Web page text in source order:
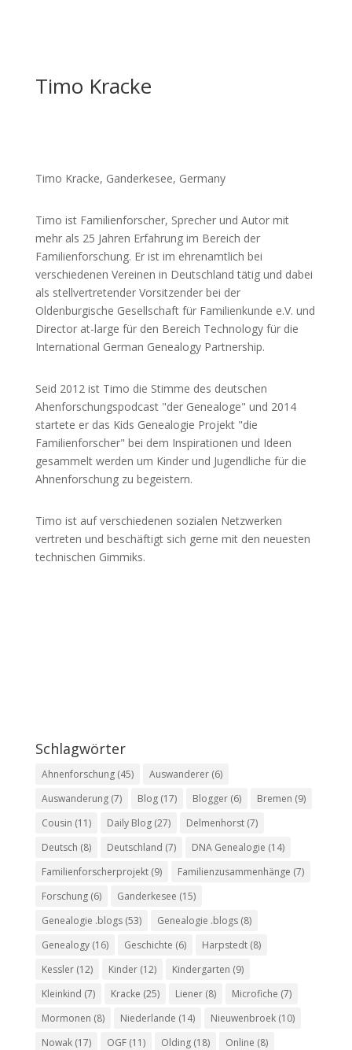
Timo Kracke
Timo Kracke, Ganderkesee, Germany
Timo ist Familienforscher, Sprecher und Autor mit
mehr als 25 Jahren Erfahrung im Bereich der
Familienforschung. Er ist im ehrenamtlich bei
verschiedenen Vereinen in Deutschland tätig und dabei
als stellvertretender Vorsitzender bei der
Oldenburgische Gesellschaft für Familienkunde e.V. und
Director at-large für den Bereich Technology für die
International German Genealogy Partnership.
Seid 2012 ist Timo die Stimme des deutschen
Ahenforschungspodcast "der Genealoge" und 2014
startete er das Kids Genealogie Projekt "die
Familienforscher" bei dem Inspirationen und Ideen
gesammelt werden um Kinder und Jugendliche für die
Ahnenforschung zu begeistern.
Timo ist auf verschiedenen sozialen Netzwerken
vertreten und beschäftigt sich gerne mit den neuesten
technischen Gimmiks.
Schlagwörter
Ahnenforschung(45) Auswanderer(6)
Auswanderung(7) Blog(17) Blogger(6) Bremen (9)
Cousin (11) Daily Blog(27) Delmenhorst(7)
Deutsch (8) Deutschland (7) DNA Genealogie (14)
Familienforscherprojekt(9) Familienzusammenhänge (7)
Forschung(6) Ganderkesee (15)
Genealogie .blogs(53) Genealogie .blogs(8)
Genealogy(16) Geschichte (6) Harpstedt(8)
Kessler(12) Kinder(12) Kindergarten (9)
Kleinkind (7) Kracke (25) Liener(8) Microfiche (7)
Mormonen (8) Niederlande (14) Nieuwenbroek(10)
Nowak(17) OGF(11) Olding(18) Online (8)